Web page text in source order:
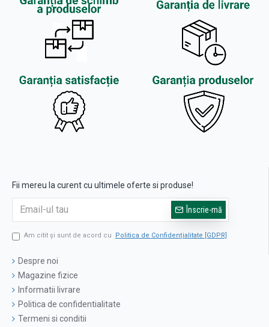
Fii mereu la curent cu ultimele oferte si produse!
Înscrie-mă
Am citit şi sunt de acord cu Politica de Confidențialitate [GDPR]
Despre noi
Magazine fizice
Informatii livrare
Politica de confidentialitate
Termeni si conditii